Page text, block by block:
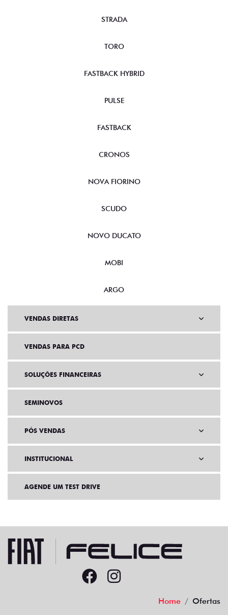
STRADA
TORO
FASTBACK HYBRID
PULSE
FASTBACK
CRONOS
NOVA FIORINO
SCUDO
NOVO DUCATO
MOBI
ARGO
VENDAS DIRETAS
VENDAS PARA PCD
SOLUÇÕES FINANCEIRAS
SEMINOVOS
PÓS VENDAS
INSTITUCIONAL
AGENDE UM TEST DRIVE
Home Ofertas